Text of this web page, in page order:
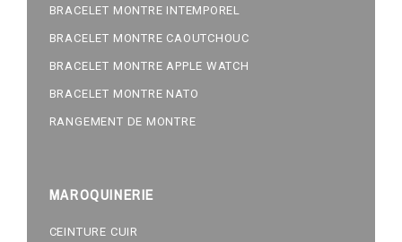
BRACELET MONTRE INTEMPOREL
BRACELET MONTRE CAOUTCHOUC
BRACELET MONTRE APPLE WATCH
BRACELET MONTRE NATO
RANGEMENT DE MONTRE
MAROQUINERIE
CEINTURE CUIR